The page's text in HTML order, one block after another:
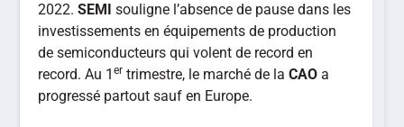
2022.SEMI
souligne l’absence de pause dans les
investissements en équipements de production
de semiconducteurs qui volent de record en
record. Au 1er trimestre, le marché de laCAO a
progressé partout sauf en Europe.